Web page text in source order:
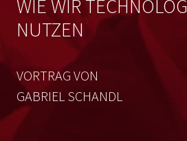
WIE WIR
NUTZEN
VORTRAG VON
GABRIEL SCHANDL